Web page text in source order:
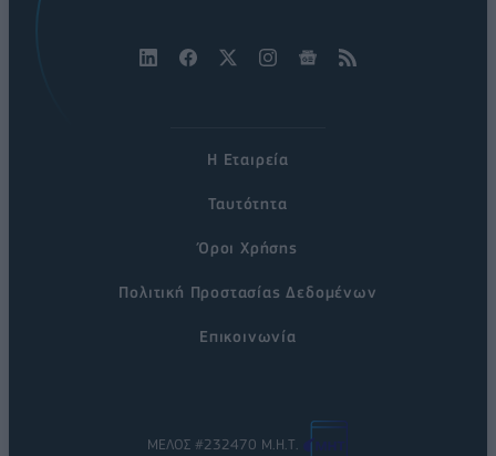
Η Εταιρεία
Ταυτότητα
Όροι Χρήσης
Πολιτική Προστασίας Δεδομένων
Επικοινωνία
ΜΕΛΟΣ #232470 Μ.Η.Τ.